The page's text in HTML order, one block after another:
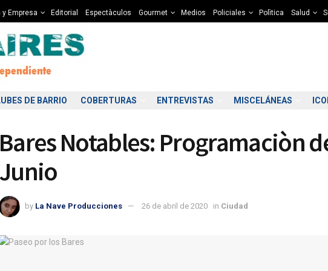
y Empresa Editorial Espectàculos Gourmet Medios Policiales Polìtica Salud
DE BARRIO COBERTURAS ENTREVISTAS MISCELÁNEAS
Bares Notables: Programaciòn
Junio
by La Nave Producciones 26 de abril de 2020 in Ciudad
12:00
10°C 11°C